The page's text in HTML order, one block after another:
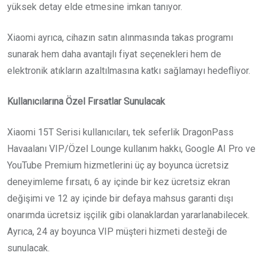
yüksek detay elde etmesine imkan tanıyor.
Xiaomi ayrıca, cihazın satın alınmasında takas programı
sunarak hem daha avantajlı fiyat seçenekleri hem de
elektronik atıkların azaltılmasına katkı sağlamayı hedefliyor.
Kullanıcılarına Özel Fırsatlar Sunulacak
Xiaomi 15T Serisi kullanıcıları, tek seferlik DragonPass
Havaalanı VIP/Özel Lounge kullanım hakkı, Google AI Pro ve
YouTube Premium hizmetlerini üç ay boyunca ücretsiz
deneyimleme fırsatı, 6 ay içinde bir kez ücretsiz ekran
değişimi ve 12 ay içinde bir defaya mahsus garanti dışı
onarımda ücretsiz işçilik gibi olanaklardan yararlanabilecek.
Ayrıca, 24 ay boyunca VIP müşteri hizmeti desteği de
sunulacak.